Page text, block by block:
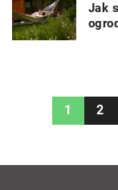
Jak
1 2